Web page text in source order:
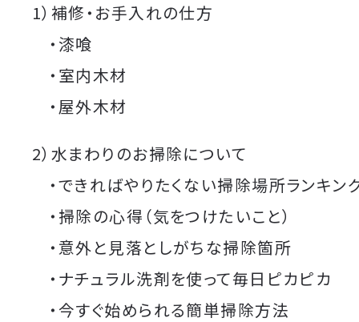
1）補修・お手入れの仕方
・漆喰
・室内木材
・屋外木材
2）水まわりのお掃除について
・できればやりたくない掃除場所ランキン
・掃除の心得（気をつけたいこと）
・意外と見落としがちな掃除箇所
・ナチュラル洗剤を使って毎日ピカピカ
・今すぐ始められる簡単掃除方法